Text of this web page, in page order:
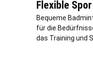
Flexible
Bequeme
für die
das Training und